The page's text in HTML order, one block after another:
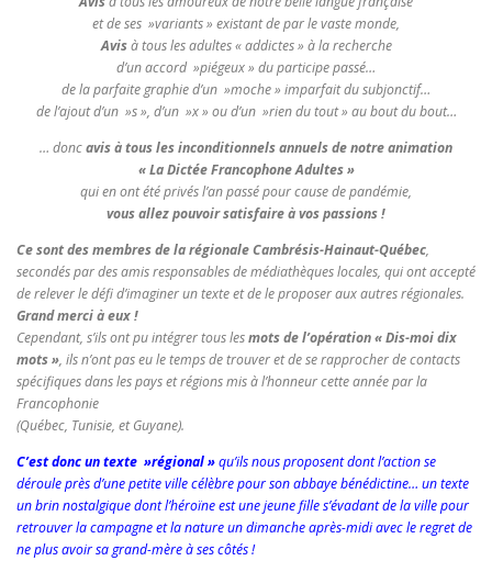
et de ses »variants » existant de par le vaste monde,
Avisà tous les adultes « addictes » à la recherche
d’un accord »piégeux » du participe passé…
de la parfaite graphie d’un »moche » imparfait du subjonctif…
de l’ajout d’un »s », d’un »x » ou d’un »rien du tout » au bout du bout…
… doncavis à tous les inconditionnels annuels de notre animation
« La Dictée Francophone Adultes »
qui en ont été privés l’an passé pour cause de pandémie,
vous allez pouvoir satisfaire à vos passions !
Ce sont des membres de la régionale Cambrésis-Hainaut-Québec,
secondés par des amis responsables de médiathèques locales, qui ont accepté
de relever le défi d’imaginer un texte et de le proposer aux autres régionales.
Grand merci à eux !
Cependant, s’ils ont pu intégrer tous lesmots de l’opération « Dis-moi dix
mots », ils n’ont pas eu le temps de trouver et de se rapprocher de contacts
spécifiques dans les pays et régions mis à l’honneur cette année par la
Francophonie
(Québec, Tunisie, et Guyane).
C’est donc un texte »régional »qu’ils nous proposent dont l’action se
déroule près d’une petite ville célèbre pour son abbaye bénédictine… un texte
un brin nostalgique dont l’héroïne est une jeune fille s’évadant de la ville pour
retrouver la campagne et la nature un dimanche après-midi avec le regret de
ne plus avoir sa grand-mère à ses côtés !